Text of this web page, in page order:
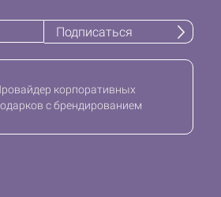
Подписаться
корпоративных
с брендированием